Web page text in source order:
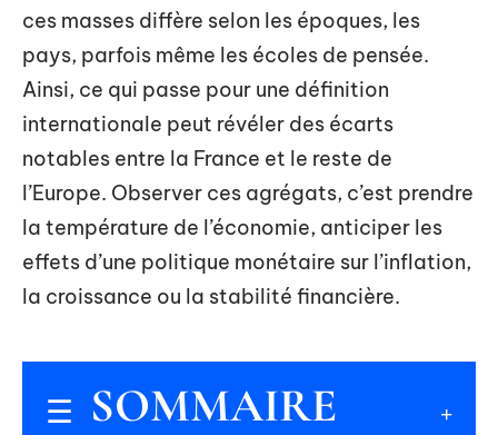
ces masses diffère selon les époques, les
pays, parfois même les écoles de pensée.
Ainsi, ce qui passe pour une définition
internationale peut révéler des écarts
notables entre la France et le reste de
l’Europe. Observer ces agrégats, c’est prendre
la température de l’économie, anticiper les
effets d’une politique monétaire sur l’inflation,
la croissance ou la stabilité financière.
SOMMAIRE